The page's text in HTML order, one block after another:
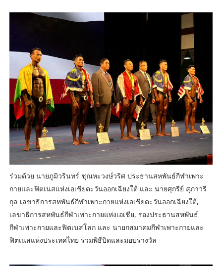
ร่วมด้วย นายภูมิวรินทร์ ชุณหะวงษ์วริศ ประธานสหพันธ์กีฬาเพาะ
กายและฟิตเนสแห่งเอเชียตะวันออกเฉียงใต้ และ นายศุกรีย์ สุภาวรี
กุล เลขาธิการสหพันธ์กีฬาเพาะกายแห่งเอเชียตะวันออกเฉียงใต้,
เลขาธิการสหพันธ์กีฬาเพาะกายแห่งเอเชีย, รองประธานสหพันธ์
กีฬาเพาะกายและฟิตเนสโลก และ นายกสมาคมกีฬาเพาะกายและ
ฟิตเนสแห่งประเทศไทย ร่วมพิธีปิดและมอบรางวัล